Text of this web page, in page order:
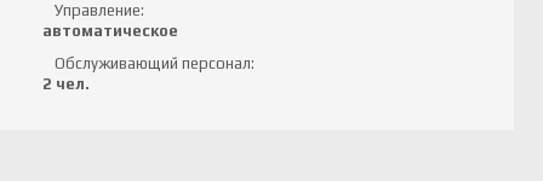
Управление:
автоматическое
Обслуживающий персонал:
2 чел.